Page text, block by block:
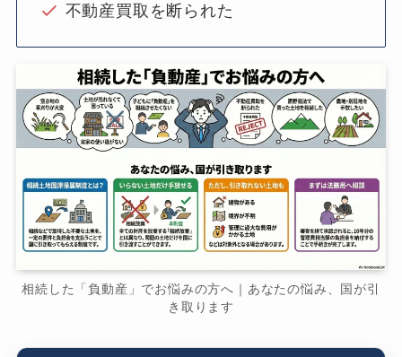
不動産買取を断られた
相続した「負動産」でお悩みの方へ｜あなたの悩み、国が引
き取ります